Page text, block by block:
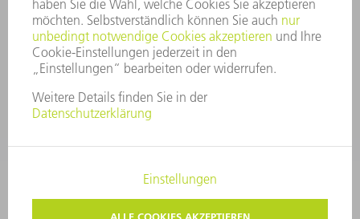
LIEFERANTEN
NACHHALTIGKEIT
UMWELT & KLIMA
SOZIALES & GESELLSCHAFT
UNTERNEHMENSFÜHRUNG
IMPRESSUM DATENSCHUTZ
COPYRIGHT
PRIVATSPHÄRE-EINSTELLUNGEN